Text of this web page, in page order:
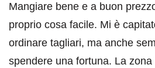
Mangiare bene e a buon
proprio cosa facile. Mi è
ordinare tagliari, ma anche
spendere una fortuna. La